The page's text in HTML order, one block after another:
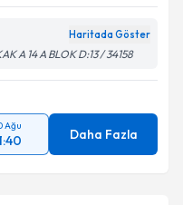
Haritada Göster
A 14 A BLOK D:13 / 34158
Ağu
Daha Fazla